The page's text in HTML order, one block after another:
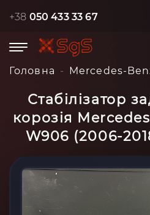
+38 050 433 33 67
Головна Mercedes-
Стабілізатор
корозія
W906 (2006-